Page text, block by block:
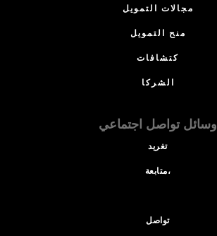
مجالات التمويل
منح التمويل
كتشافات
الشركا
وسائل تواصل اجتماعي
تغريد
متابعة،
تواصل